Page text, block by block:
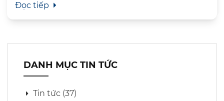
Đọc tiếp
DANH MỤC TIN TỨC
Tin tức (37)